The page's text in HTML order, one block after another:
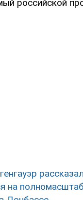
российской
на